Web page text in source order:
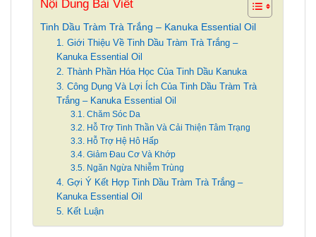
Nội Dung Bài Viết
Tinh Dầu Tràm Trà Trắng – Kanuka Essential Oil
1. Giới Thiệu Về Tinh Dầu Tràm Trà Trắng –
Kanuka Essential Oil
2. Thành Phần Hóa Học Của Tinh Dầu Kanuka
3. Công Dụng Và Lợi Ích Của Tinh Dầu Tràm Trà
Trắng – Kanuka Essential Oil
3.1. Chăm Sóc Da
3.2. Hỗ Trợ Tinh Thần Và Cải Thiện Tâm Trạng
3.3. Hỗ Trợ Hệ Hô Hấp
3.4. Giảm Đau Cơ Và Khớp
3.5. Ngăn Ngừa Nhiễm Trùng
4. Gợi Ý Kết Hợp Tinh Dầu Tràm Trà Trắng –
Kanuka Essential Oil
5. Kết Luận